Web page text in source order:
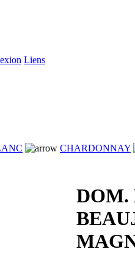
Liens
CHARDONNAY
DOM.